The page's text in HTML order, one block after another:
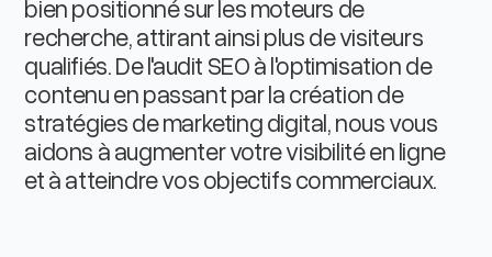
bien positionné sur les moteurs de
recherche, attirant ainsi plus de visiteurs
qualifiés. De l'audit SEO à l'optimisation de
contenu en passant par la création de
stratégies de marketing digital, nous vous
aidons à augmenter votre visibilité en ligne
et à atteindre vos objectifs commerciaux.